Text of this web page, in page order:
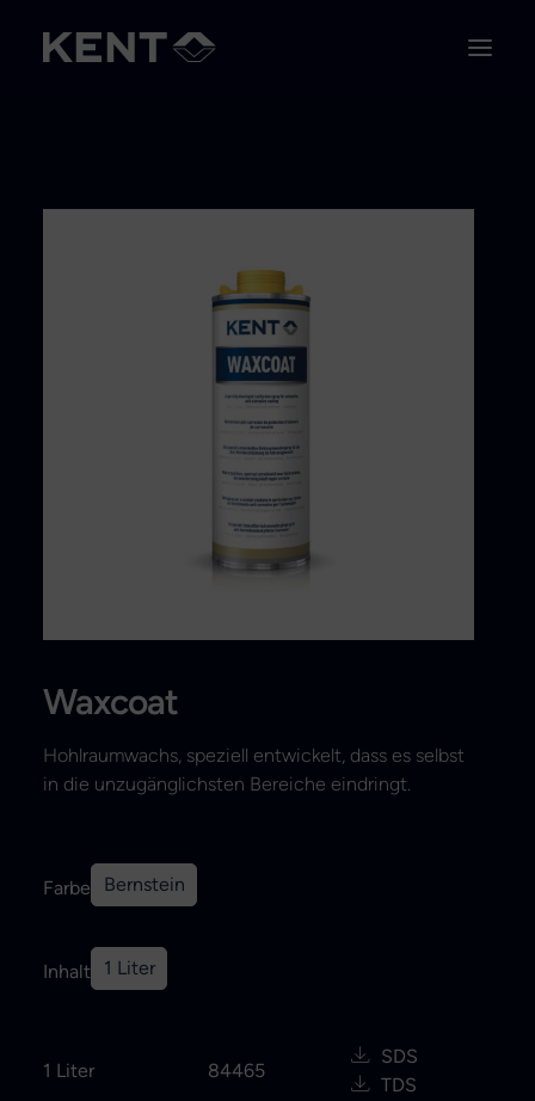
Waxcoat
Hohlraumwachs, speziell entwickelt, dass es selbst
in die unzugänglichsten Bereiche eindringt.
Farbe Bernstein
Inhalt 1 Liter
1 Liter 84465
SDS
TDS